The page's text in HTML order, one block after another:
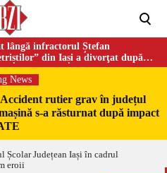
lângă infractorul Ștefan
din Iași a divorţat după
News
Accident rutier grav în județul
s-a răsturnat după impact